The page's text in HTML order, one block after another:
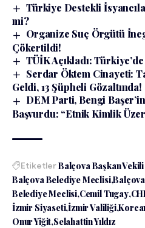
Türkiye Destekli
mi?
Organize Suç Örgütü
Çökertildi!
TÜİK Açıkladı:
Serdar Öktem Cinayeti:
Geldi, 13 Şüpheli Gözaltında!
DEM Parti, Bengi Başer’in
Başvurdu: “Etnik Kimlik
EtiketlerBalçova Başkan
Balçova Belediye Meclisi
Belediye Meclisi Cemil Tugay
İzmir Siyaseti İzmir Valiliği
Onur Yiğit Selahattin Yıldız